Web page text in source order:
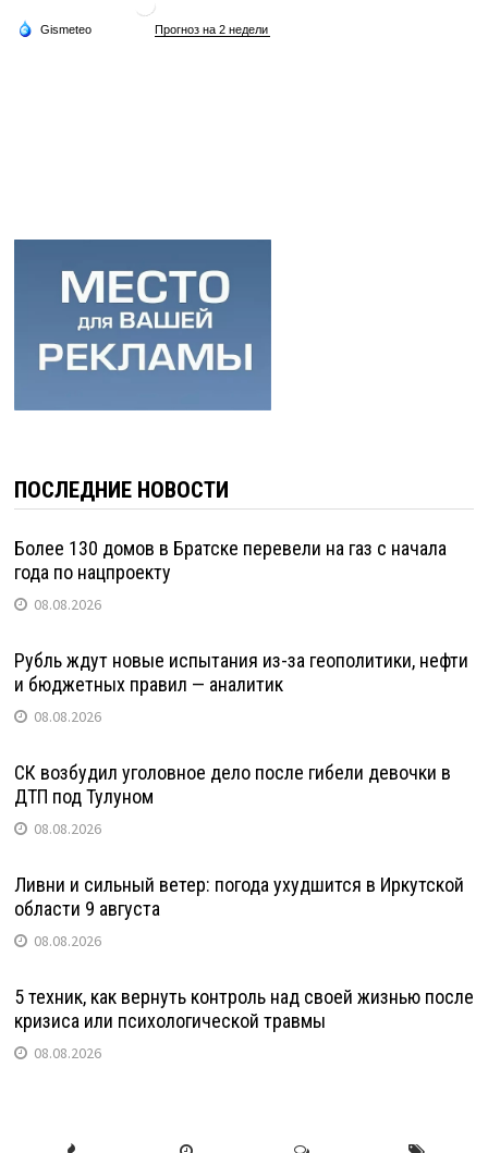
ПОСЛЕДНИЕ НОВОСТИ
Более 130 домов в Братске перевели на газ с начала
года по нацпроекту
08.08.2026
Рубль ждут новые испытания из-за геополитики, нефти
и бюджетных правил — аналитик
08.08.2026
СК возбудил уголовное дело после гибели девочки в
ДТП под Тулуном
08.08.2026
Ливни и сильный ветер: погода ухудшится в Иркутской
области 9 августа
08.08.2026
5 техник, как вернуть контроль над своей жизнью после
кризиса или психологической травмы
08.08.2026